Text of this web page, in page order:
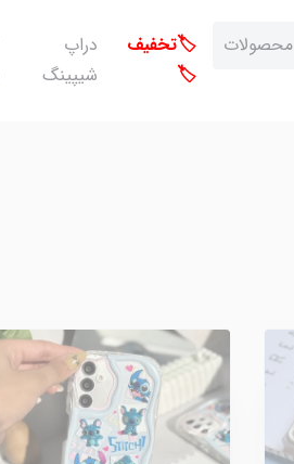
محصولات
🏷️تخفیف
🏷️
دراپ
شیپینگ